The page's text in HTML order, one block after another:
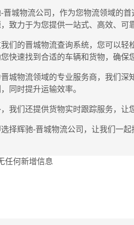
晋城物流公司，作为您物流领域的
致力于为您提供一站式、高效、可
们的晋城物流查询系统，您可以轻
快速找到合适的车辆和货物，确保
城物流领域的专业服务商，我们深
同时提升运输效率。
，我们还提供货物实时跟踪服务，让
择辉驰-晋城物流公司，让我们一起
任何新增信息